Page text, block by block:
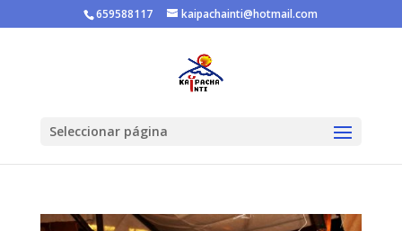
659588117 kaipachainti@hotmail.com
Seleccionar página